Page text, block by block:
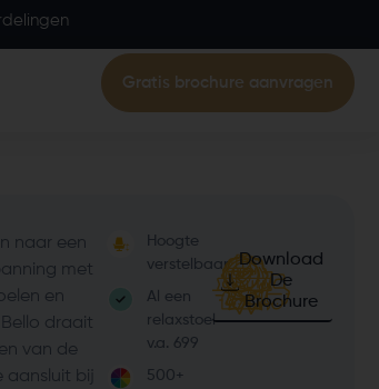
Gratis brochure aanvragen
naar een
met
en
draait
van de
bij
Hoogte
verstelbaar
Al een
relaxstoel
v.a. 699
500+
Download
De
Brochure